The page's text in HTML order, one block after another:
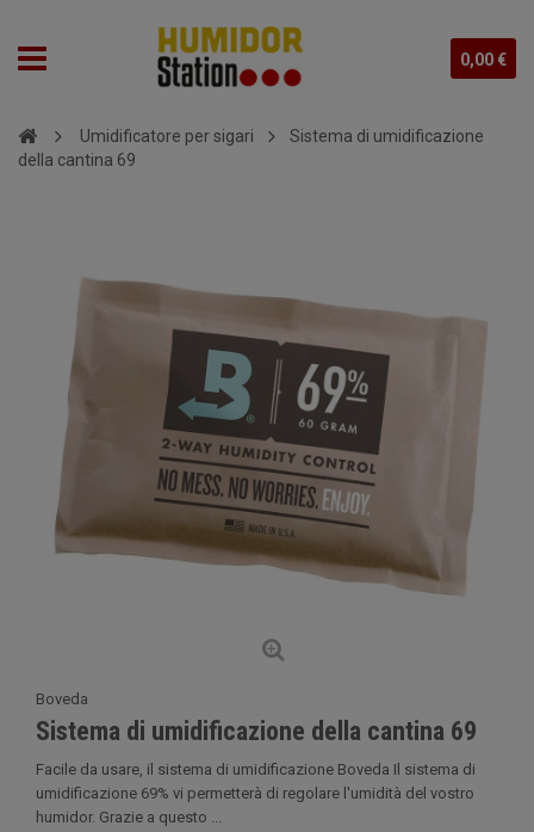
0,00 €
Umidificatore per sigari
Sistema di umidificazione
della cantina 69
Boveda
Sistema di umidificazione della cantina 69
Facile da usare, il sistema di umidificazione Boveda Il sistema di
umidificazione 69% vi permetterà di regolare l'umidità del vostro
humidor. Grazie a questo ...